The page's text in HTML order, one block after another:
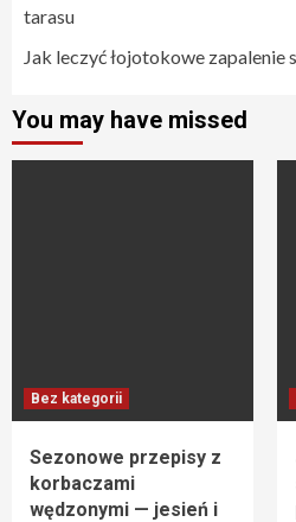
tarasu
Jak leczyć łojotokowe zapalenie
You may have missed
Bez kategorii
Sezonowe przepisy z
korbaczami
wędzonymi — jesień i